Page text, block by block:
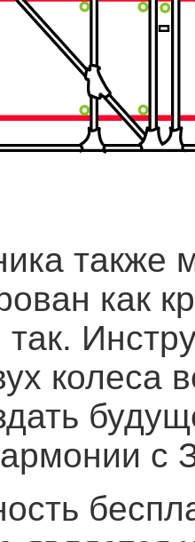
также
как
колеса
с